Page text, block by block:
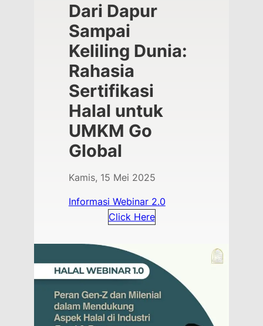
Dari Dapur
Sampai
Keliling Dunia:
Rahasia
Sertifikasi
Halal untuk
UMKM Go
Global
Kamis, 15 Mei 2025
Informasi Webinar 2.0
Click Here